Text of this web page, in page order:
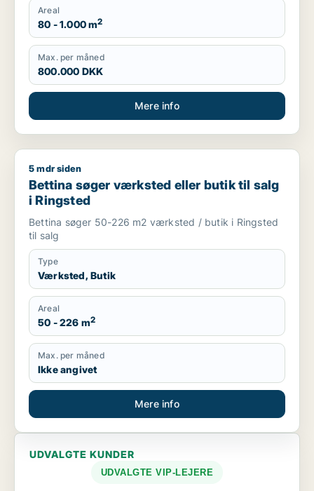
Areal
80 - 1.000 m2
Max. per måned
800.000 DKK
Mere info
Bettina søger værksted eller butik til salg i Ringsted
5 mdr siden
Bettina søger værksted eller butik til salg
i Ringsted
Bettina søger 50-226 m2 værksted / butik i Ringsted
til salg
Type
Værksted, Butik
Areal
50 - 226 m2
Max. per måned
Ikke angivet
Mere info
UDVALGTE KUNDER
UDVALGTE VIP-LEJERE